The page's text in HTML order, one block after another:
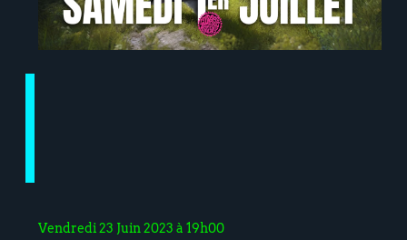
Vendredi 23 Juin 2023 à 19h00